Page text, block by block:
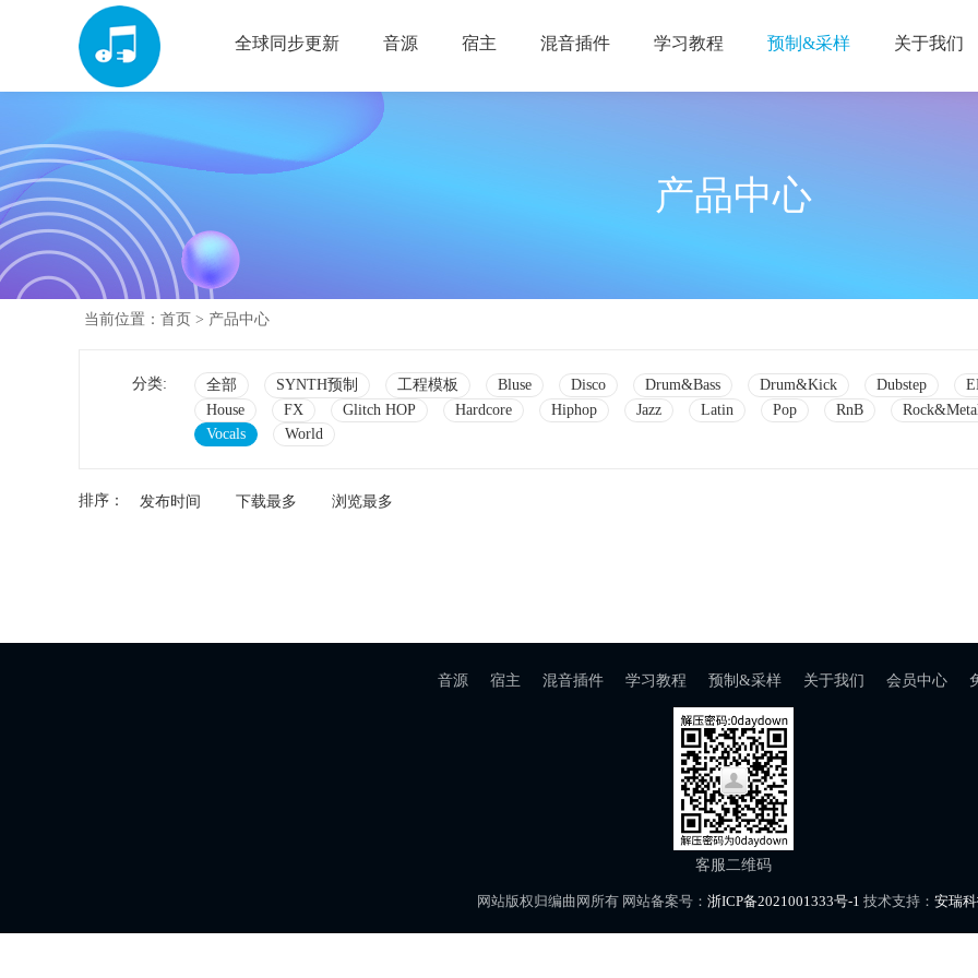
全球同步更新 音源 宿主 混音插件 学习教程 预制&采样 关于我们
产品中心
当前位置： 首页 > 产品中心
分类: 全部 SYNTH预制 工程模板 Bluse Disco Drum&Bass Drum&Kick Dubstep
House
FX Glitch HOP Hardcore Hiphop Jazz Latin Pop RnB
Vocals
World
排序： 发布时间 下载最多 浏览最多
音源 宿主 混音插件 学习教程 预制&采样 关于我们 会员中心
客服二维码
网站版权归编曲网所有 网站备案号： 浙ICP备2021001333号-1 技术支持： 安瑞